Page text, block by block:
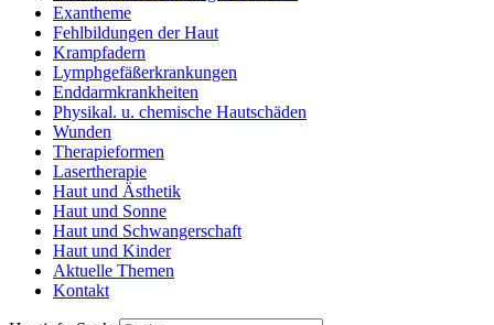
Exantheme
Fehlbildungen der Haut
Krampfadern
Lymphgefäßerkrankungen
Enddarmkrankheiten
Physikal. u. chemische Hautschäden
Wunden
Therapieformen
Lasertherapie
Haut und Ästhetik
Haut und Sonne
Haut und Schwangerschaft
Haut und Kinder
Aktuelle Themen
Kontakt